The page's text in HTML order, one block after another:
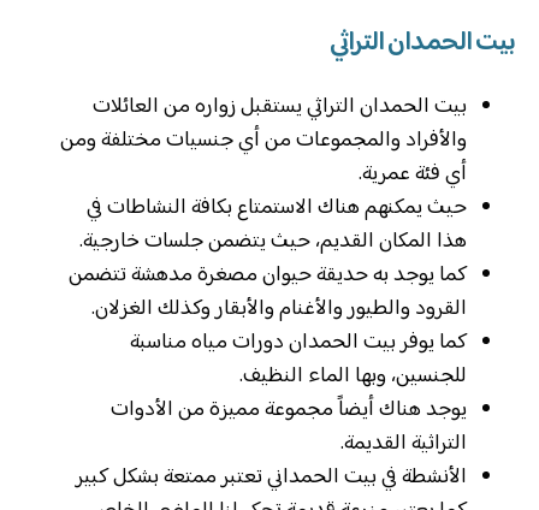
بيت الحمدان التراثي
بيت الحمدان التراثي يستقبل زواره من العائلات
والأفراد والمجموعات من أي جنسيات مختلفة ومن
أي فئة عمرية.
حيث يمكنهم هناك الاستمتاع بكافة النشاطات في
هذا المكان القديم، حيث يتضمن جلسات خارجية.
كما يوجد به حديقة حيوان مصغرة مدهشة تتضمن
القرود والطيور والأغنام والأبقار وكذلك الغزلان.
كما يوفر بيت الحمدان دورات مياه مناسبة
للجنسين، وبها الماء النظيف.
يوجد هناك أيضاً مجموعة مميزة من الأدوات
التراثية القديمة.
الأنشطة في بيت الحمداني تعتبر ممتعة بشكل كبير